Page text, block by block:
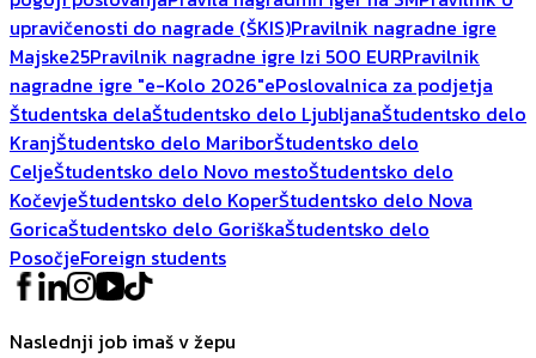
upravičenosti do nagrade (ŠKIS)Pravilnik nagradne igre
Majske25Pravilnik nagradne igre Izi 500 EURPravilnik
nagradne igre "e-Kolo 2026"ePoslovalnica za podjetja
Študentska delaŠtudentsko delo LjubljanaŠtudentsko delo
KranjŠtudentsko delo MariborŠtudentsko delo
CeljeŠtudentsko delo Novo mestoŠtudentsko delo
KočevjeŠtudentsko delo KoperŠtudentsko delo Nova
GoricaŠtudentsko delo GoriškaŠtudentsko delo
PosočjeForeign students
Naslednji job imaš v žepu